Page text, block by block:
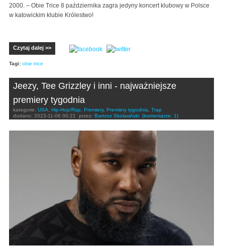
2000. – Obie Trice 8 października zagra jedyny koncert klubowy w Polsce
w katowickim klubie Królestwo!
Czytaj dalej >>
Tagi: obie trice
Jeezy, Tee Grizzley i inni - najważniejsze
premiery tygodnia
kategorie: USA Hip-Hop/Rap Premiery, Premiery tygodnia
Trap
dodano: 2023-11-06 00:21 przez: Bartosz Skolasiński (komentarze: 1)